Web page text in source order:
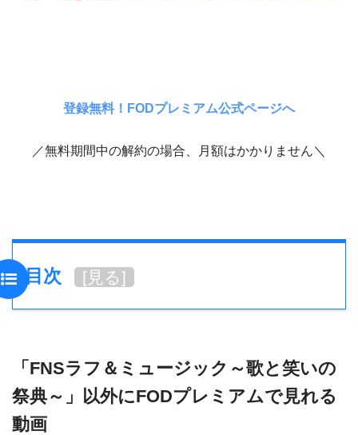
登録無料！FODプレミアム公式ページへ
／無料期間中の解約の場合、月額はかかりません＼
目次 [見る]
「FNSラフ＆ミュージック～歌と笑いの
祭典～」以外にFODプレミアムで見れる
動画